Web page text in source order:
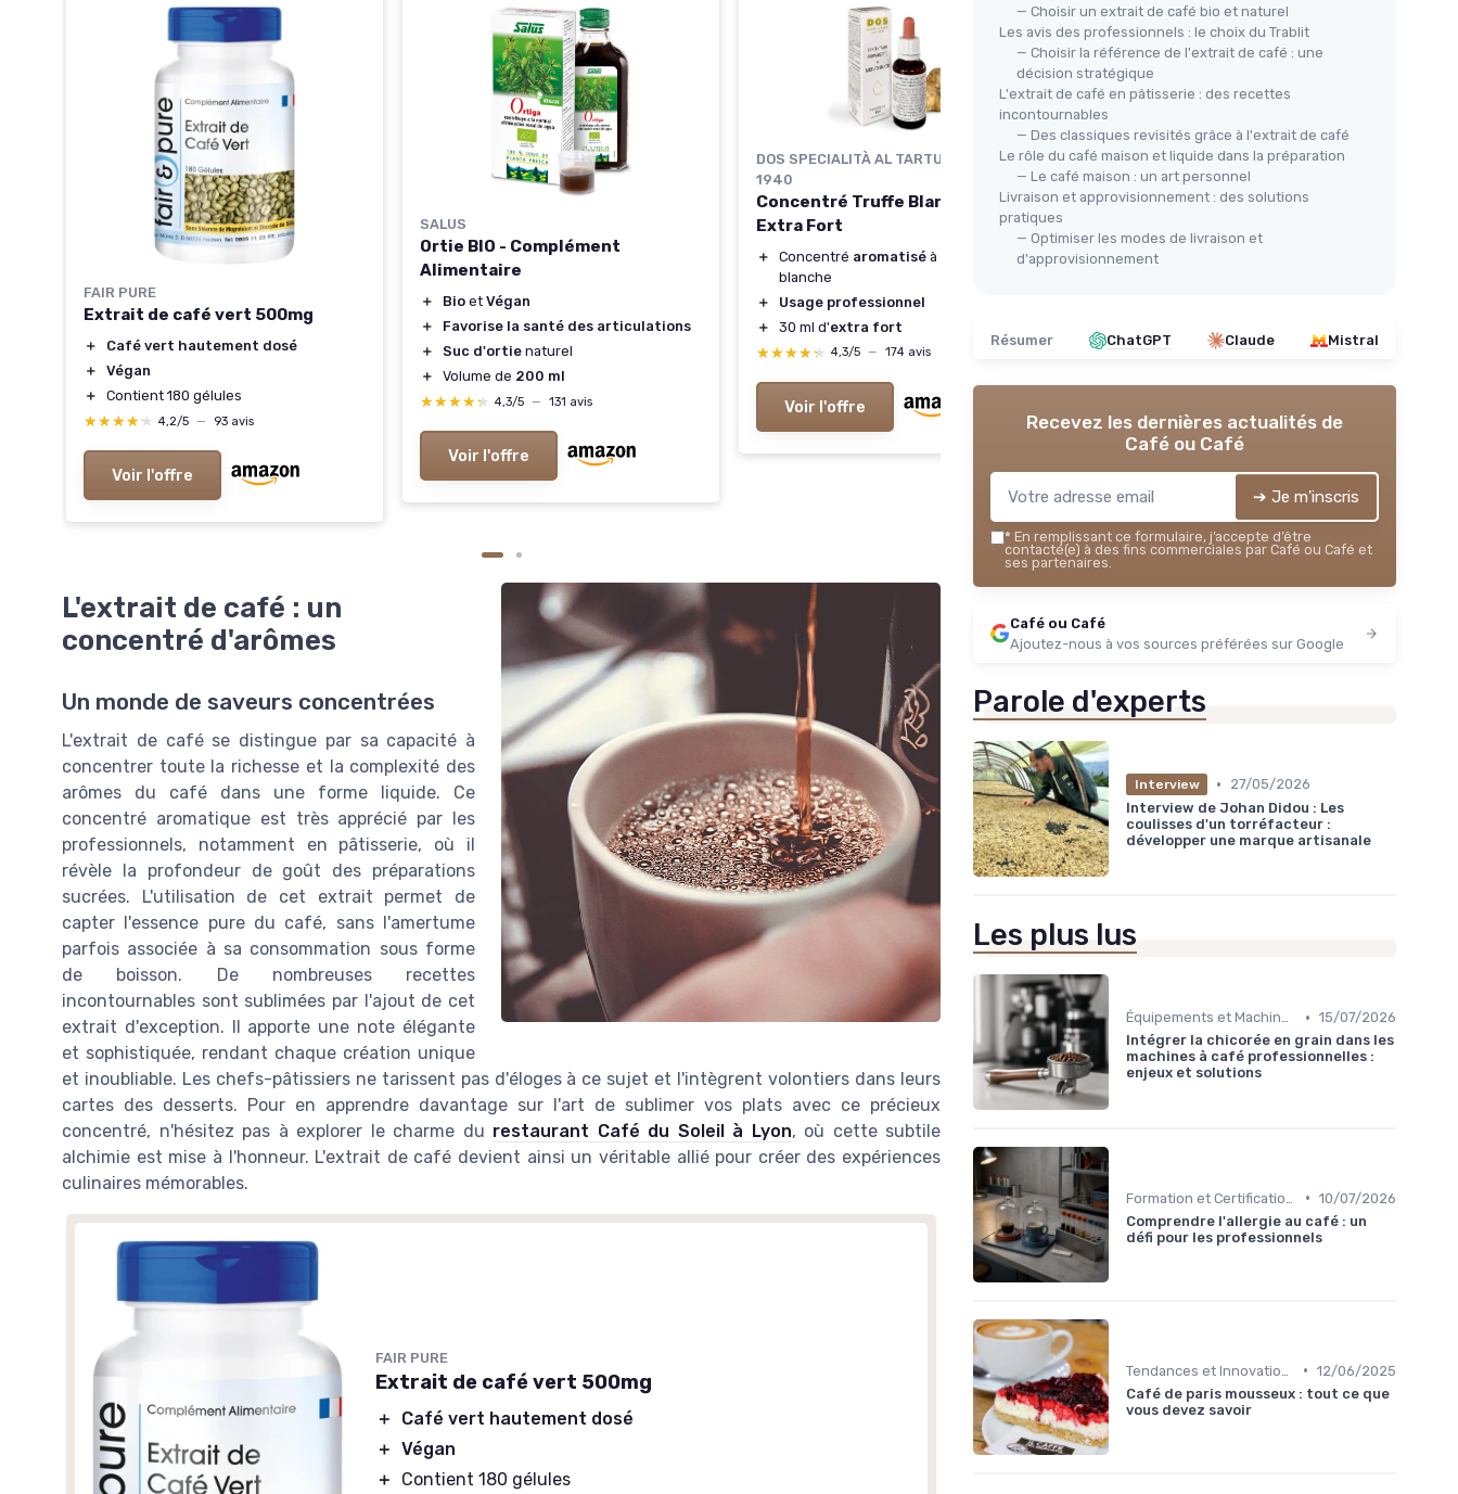
FAIR PURE
Extrait de café vert 500mg
＋
Café vert hautement dosé
＋
Végan
＋
Contient 180 gélules
★★★★★
★★★★★ 4,2/5 — 93 avis
Voir l'offre
SALUS
Ortie BIO - Complément
Alimentaire
＋ Bio et Végan
＋
Favorise la santé des articulations
＋
Suc d'ortie naturel
＋
Volume de 200 ml
★★★★★
★★★★★ 4,3/5 — 131 avis
Voir l'offre
DOS SPECIALITÀ AL TARTUFO SINCE
1940
Concentré Truffe Blanche 30 ml
Extra Fort
＋ Concentré aromatisé à la truffe
blanche
＋
Usage professionnel
＋
30 ml d'extra fort
★★★★★
★★★★★ 4,3/5 — 174 avis
Voir l'offre
＋ Café vert hautement dosé
★★★★★
★★★★★ 4,2/5 — 93 avis
Voir l'offre
L'extrait de café : un
concentré d'arômes
Un monde de saveurs concentrées
L'extrait de café se distingue par sa capacité à
concentrer toute la richesse et la complexité des
arômes du café dans une forme liquide. Ce
concentré aromatique est très apprécié par les
professionnels, notamment en pâtisserie, où il
révèle la profondeur de goût des préparations
sucrées. L'utilisation de cet extrait permet de
capter l'essence pure du café, sans l'amertume
parfois associée à sa consommation sous forme
de boisson. De nombreuses recettes
incontournables sont sublimées par l'ajout de cet
extrait d'exception. Il apporte une note élégante
et sophistiquée, rendant chaque création unique
et inoubliable. Les chefs-pâtissiers ne tarissent pas d'éloges à ce sujet et l'intègrent volontiers dans leurs
cartes des desserts. Pour en apprendre davantage sur l'art de sublimer vos plats avec ce précieux
concentré, n'hésitez pas à explorer le charme du restaurant Café du Soleil à Lyon, où cette subtile
alchimie est mise à l'honneur. L'extrait de café devient ainsi un véritable allié pour créer des expériences
culinaires mémorables.
FAIR PURE
Extrait de café vert 500mg
＋
Café vert hautement dosé
＋ Végan
＋
Contient 180 gélules
— Choisir un extrait de café bio et naturel
Les avis des professionnels : le choix du Trablit
— Choisir la référence de l'extrait de café : une
décision stratégique
L'extrait de café en pâtisserie : des recettes
incontournables
— Des classiques revisités grâce à l'extrait de café
Le rôle du café maison et liquide dans la préparation
— Le café maison : un art personnel
Livraison et approvisionnement : des solutions
pratiques
— Optimiser les modes de livraison et
d'approvisionnement
Résumer ChatGPT Claude Mistral
Recevez les dernières actualités de
Café ou Café
➔ Je m'inscris
* En remplissant ce formulaire, j’accepte d’être
contacté(e) à des fins commerciales par Café ou Café et
ses partenaires.
Café ou Café
Ajoutez-nous à vos sources préférées sur Google
Parole d'experts
Interview •
27/05/2026
Interview de Johan Didou : Les
coulisses d'un torréfacteur :
développer une marque artisanale
Les plus lus
Équipements et Machines CHR • 15/07/2026
Intégrer la chicorée en grain dans les
machines à café professionnelles :
enjeux et solutions
• 10/07/2026
Comprendre l'allergie au café : un
défi pour les professionnels
• 12/06/2025
Café de paris mousseux : tout ce que
vous devez savoir